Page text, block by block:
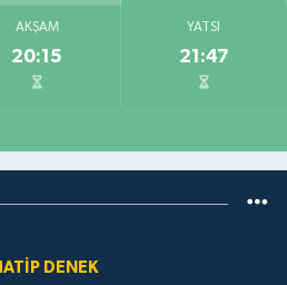
AKŞAM
20:15
YATSI
21:47
DENEK